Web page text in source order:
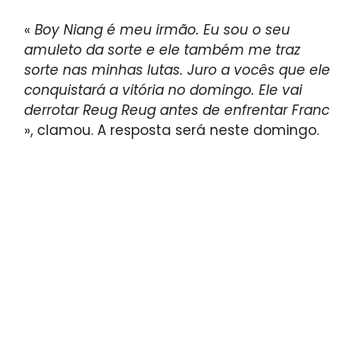
« Boy Niang é meu irmão. Eu sou o seu
amuleto da sorte e ele também me traz
sorte nas minhas lutas. Juro a vocês que ele
conquistará a vitória no domingo. Ele vai
derrotar Reug Reug antes de enfrentar Franc
», clamou. A resposta será neste domingo.